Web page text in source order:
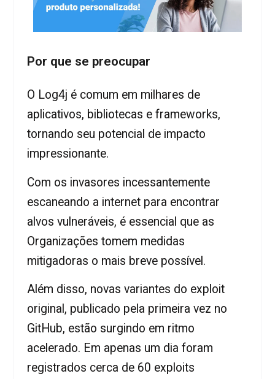
Por que se preocupar
O Log4j é comum em milhares de
aplicativos, bibliotecas e frameworks,
tornando seu potencial de impacto
impressionante.
Com os invasores incessantemente
escaneando a internet para encontrar
alvos vulneráveis, é essencial que as
Organizações tomem medidas
mitigadoras o mais breve possível.
Além disso, novas variantes do exploit
original, publicado pela primeira vez no
GitHub, estão surgindo em ritmo
acelerado. Em apenas um dia foram
registrados cerca de 60 exploits